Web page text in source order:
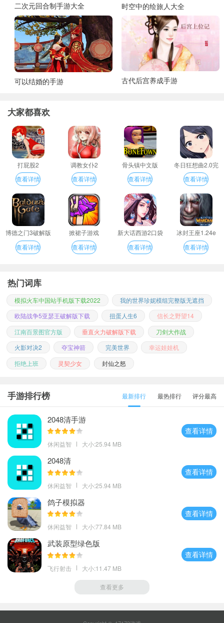
二次元回合制手游大全 时空中的绘旅人大全
可以结婚的手游 古代后宫养成手游
大家都喜欢
打屁股2
查看详情
调教女仆2
查看详情
骨头镇中文版
查看详情
冬日狂想曲2.0完
整汉化版
查看详情
博德之门3破解版
查看详情
掀裙子游戏
查看详情
新大话西游2口袋
版
查看详情
冰封王座1.24e
查看详情
热门词库
模拟火车中国站手机版下载2022
我的世界珍妮模组完整版无遮挡
欧陆战争5亚瑟王破解版下载
扭蛋人生6
信长之野望14
江南百景图官方版
垂直火力破解版下载
刀剑大作战
火影对决2
夺宝神箭 完美世界
幸运娃娃机
拒绝上班
灵契少女 封仙之怒
手游排行榜 最新排行 最热排行 评分最高
2048清手游
休闲益智 大小:25.94 MB
查看详情
2048清
休闲益智 大小:25.94 MB
查看详情
鸽子模拟器
休闲益智 大小:77.84 MB
查看详情
武装原型绿色版
飞行射击 大小:11.47 MB
查看详情
查看更多